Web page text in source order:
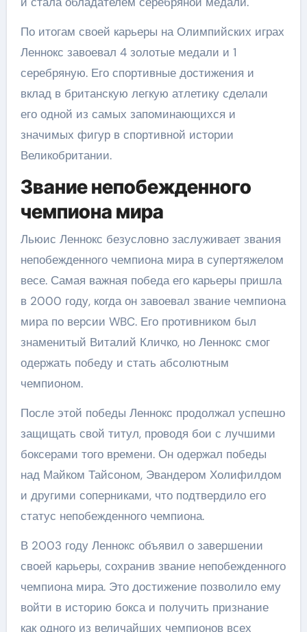
По итогам своей карьеры на Олимпийских играх
Леннокс завоевал 4 золотые медали и 1
серебряную. Его спортивные достижения и
вклад в британскую легкую атлетику сделали
его одной из самых запоминающихся и
значимых фигур в спортивной истории
Великобритании.
Звание непобежденного
чемпиона мира
Льюис Леннокс безусловно заслуживает звания
непобежденного чемпиона мира в супертяжелом
весе. Самая важная победа его карьеры пришла
в 2000 году, когда он завоевал звание чемпиона
мира по версии WBC. Его противником был
знаменитый Виталий Кличко, но Леннокс смог
одержать победу и стать абсолютным
чемпионом.
После этой победы Леннокс продолжал успешно
защищать свой титул, проводя бои с лучшими
боксерами того времени. Он одержал победы
над Майком Тайсоном, Эвандером Холифилдом
и другими соперниками, что подтвердило его
статус непобежденного чемпиона.
В 2003 году Леннокс объявил о завершении
своей карьеры, сохранив звание непобежденного
чемпиона мира. Это достижение позволило ему
войти в историю бокса и получить признание
как одного из величайших чемпионов всех